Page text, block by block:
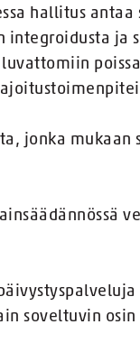
hallitus
ja
jonka
soveltuvin